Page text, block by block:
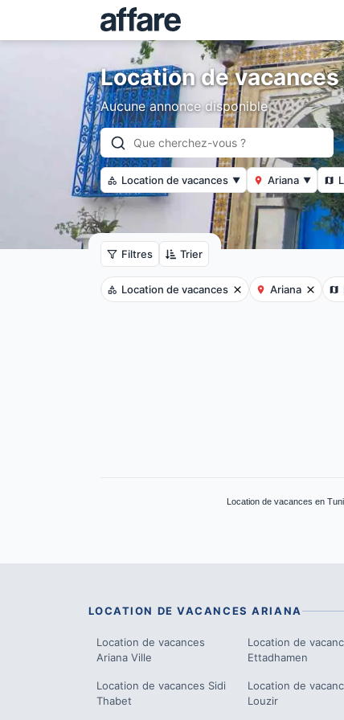
Location de vacances
Aucune annonce disponible
Location de vacances ▼ Ariana ▼
Filtres Trier
Location de vacances Ariana
Location de vacances en
LOCATION DE VACANCES ARIANA
Location de vacances
Ariana Ville
Location de
Ettadhamen
Location de vacances Sidi
Thabet
Location de
Louzir